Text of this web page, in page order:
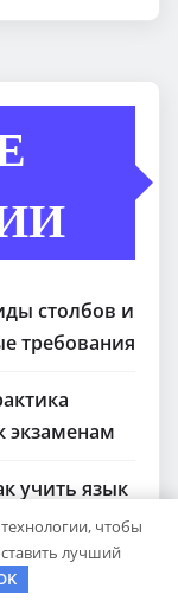
столбов и
требования
экзаменам
учить язык
Ваш
чтобы
лучший